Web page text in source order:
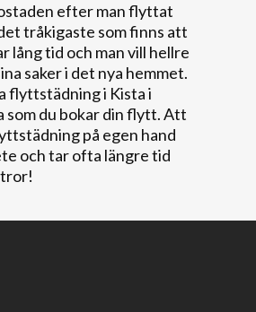
efter man flyttat
tråkigaste som finns att
lång tid och man vill hellre
saker i det nya hemmet.
flyttstädning i Kista i
som du bokar din flytt. Att
på egen hand
och tar ofta längre tid
tror!